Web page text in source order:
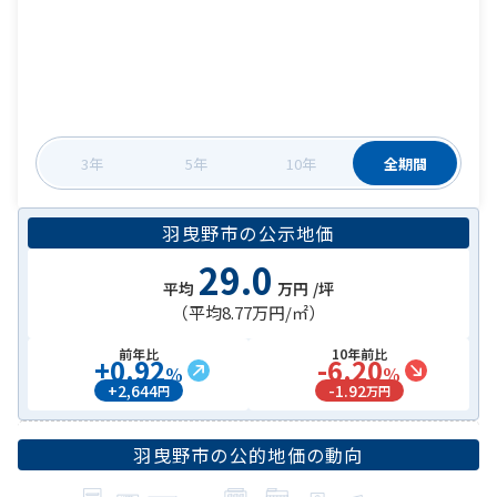
3年 5年 10年 全期間
羽曳野市の公示地価
平均 29.0 万円 /坪
（平均8.77万円/㎡）
前年比
+0.92%
+2,644円
10年前比
-6.20%
-1.92万円
羽曳野市の公的地価の動向